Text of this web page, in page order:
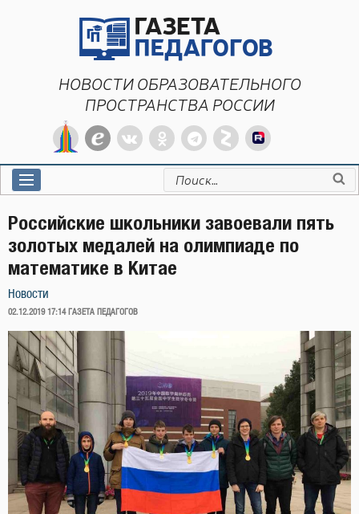
НОВОСТИ ОБРАЗОВАТЕЛЬНОГО
ПРОСТРАНСТВА РОССИИ
Искать:
Российские школьники завоевали пять
золотых медалей на олимпиаде по
математике в Китае
Новости
ОПУБЛИКОВАНО
02.12.2019 17:14 ГАЗЕТА ПЕДАГОГОВ